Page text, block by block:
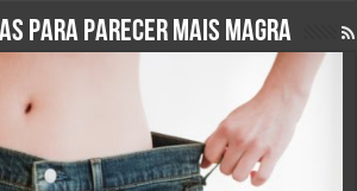
para parecer mais magra